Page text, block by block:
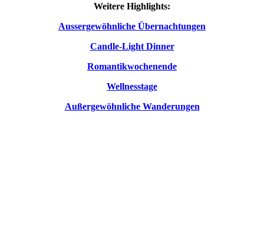
Weitere Highlights:
Aussergewöhnliche Übernachtungen
Candle-Light Dinner
Romantikwochenende
Wellnesstage
Außergewöhnliche Wanderungen